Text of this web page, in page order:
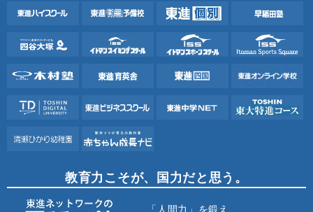
教育力こそが、国力だと思う。
「人間力」を鍛え、